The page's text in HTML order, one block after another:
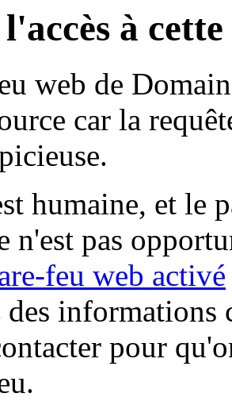
à
web de
car la
humaine, et le
n'est pas
feu web activé
informations
pour